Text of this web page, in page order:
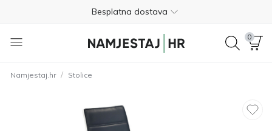
Besplatna dostava
Nije potrebno plaćanje unaprijed
Besplatna dostava
0
Namjestaj.hr / Stolice